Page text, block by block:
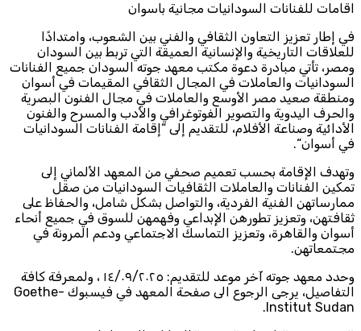
اقامات للفنانات السودانيات مجانية باسوان
في إطار تعزيز التعاون الثقافي والفني بين الشعوب، وامتدادًا
للعلاقات التاريخية والإنسانية العميقة التي تربط بين السودان
ومصر، تأتي مبادرة دعوة مكتب معهد جوته السودان جميع الفنانات
السودانيات والعاملات في المجال الثقافي المقيمات في أسوان
ومنطقة صعيد مصر الأوسع والعاملات في مجال الفنون البصرية
والحرف اليدوية والتصوير الفوتوغرافي والأدب والمسرح والفنون
الأدائية وصناعة الأفلام، للتقديم إلى “إقامة الفنانات السودانيات
في أسوان“.
وتهدف الإقامة بحسب تعميم صحفي من المعهد الألماني إلى
تمكين الفنانات والعاملات الثقافيات السودانيات من صقل
ممارساتهن الفنية الفردية، والتواصل بشكل شامل، والحفاظ على
ثقافتهن، وتعزيز تطورهن الإبداعي وفهمهن للسوق في جميع أنحاء
أسوان والقاهرة، وتعزيز التماسك الاجتماعي ودعم المرونة في
مجتمعاتهن.
وحدد معهد جوته آخر موعد للتقديم: ١٤/٠٩/٢٠٢٥ ، ولمعرفة كافة
التفاصيل، يرجى الرجوع الى صفحة المعهد في فيسبوك Goethe-
Institut Sudan.